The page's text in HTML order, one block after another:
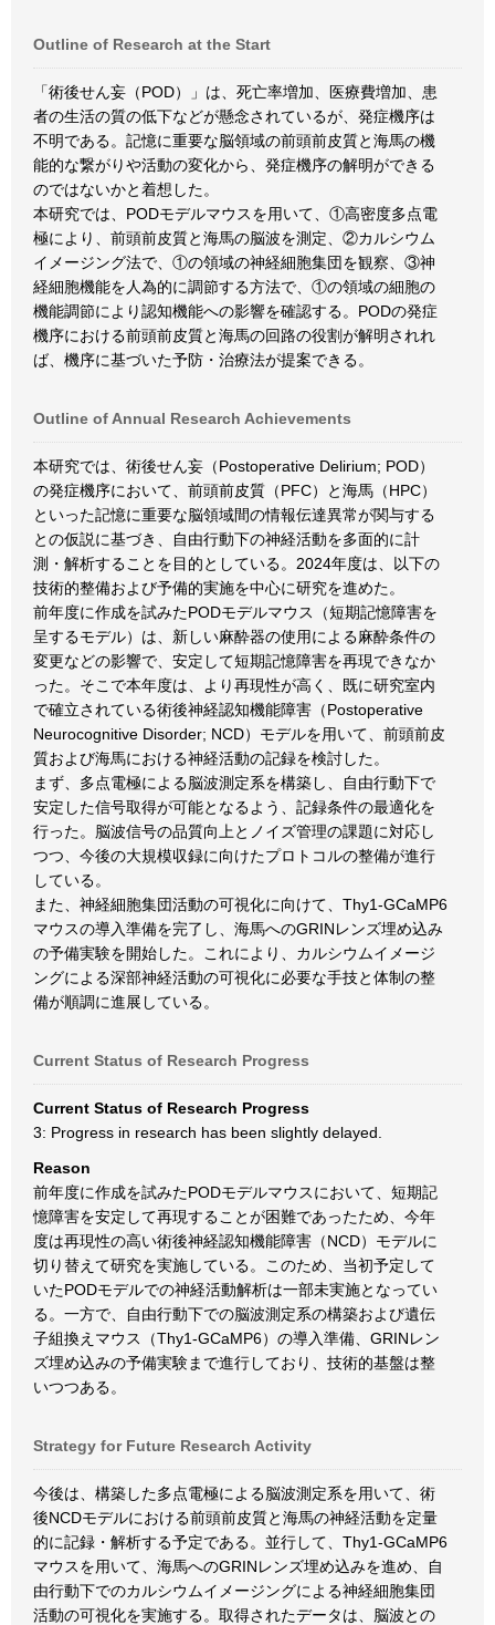
Outline of Research at the Start
「術後せん妄（POD）」は、死亡率増加、医療費増加、患
者の生活の質の低下などが懸念されているが、発症機序は
不明である。記憶に重要な脳領域の前頭前皮質と海馬の機
能的な繋がりや活動の変化から、発症機序の解明ができる
のではないかと着想した。
本研究では、PODモデルマウスを用いて、①高密度多点電
極により、前頭前皮質と海馬の脳波を測定、②カルシウム
イメージング法で、①の領域の神経細胞集団を観察、③神
経細胞機能を人為的に調節する方法で、①の領域の細胞の
機能調節により認知機能への影響を確認する。PODの発症
機序における前頭前皮質と海馬の回路の役割が解明されれ
ば、機序に基づいた予防・治療法が提案できる。
Outline of Annual Research Achievements
本研究では、術後せん妄（Postoperative Delirium; POD）
の発症機序において、前頭前皮質（PFC）と海馬（HPC）
といった記憶に重要な脳領域間の情報伝達異常が関与する
との仮説に基づき、自由行動下の神経活動を多面的に計
測・解析することを目的としている。2024年度は、以下の
技術的整備および予備的実施を中心に研究を進めた。
前年度に作成を試みたPODモデルマウス（短期記憶障害を
呈するモデル）は、新しい麻酔器の使用による麻酔条件の
変更などの影響で、安定して短期記憶障害を再現できなか
った。そこで本年度は、より再現性が高く、既に研究室内
で確立されている術後神経認知機能障害（Postoperative
Neurocognitive Disorder; NCD）モデルを用いて、前頭前皮
質および海馬における神経活動の記録を検討した。
まず、多点電極による脳波測定系を構築し、自由行動下で
安定した信号取得が可能となるよう、記録条件の最適化を
行った。脳波信号の品質向上とノイズ管理の課題に対応し
つつ、今後の大規模収録に向けたプロトコルの整備が進行
している。
また、神経細胞集団活動の可視化に向けて、Thy1-GCaMP6
マウスの導入準備を完了し、海馬へのGRINレンズ埋め込み
の予備実験を開始した。これにより、カルシウムイメージ
ングによる深部神経活動の可視化に必要な手技と体制の整
備が順調に進展している。
Current Status of Research Progress
Current Status of Research Progress
3: Progress in research has been slightly delayed.
Reason
前年度に作成を試みたPODモデルマウスにおいて、短期記
憶障害を安定して再現することが困難であったため、今年
度は再現性の高い術後神経認知機能障害（NCD）モデルに
切り替えて研究を実施している。このため、当初予定して
いたPODモデルでの神経活動解析は一部未実施となってい
る。一方で、自由行動下での脳波測定系の構築および遺伝
子組換えマウス（Thy1-GCaMP6）の導入準備、GRINレン
ズ埋め込みの予備実験まで進行しており、技術的基盤は整
いつつある。
Strategy for Future Research Activity
今後は、構築した多点電極による脳波測定系を用いて、術
後NCDモデルにおける前頭前皮質と海馬の神経活動を定量
的に記録・解析する予定である。並行して、Thy1-GCaMP6
マウスを用いて、海馬へのGRINレンズ埋め込みを進め、自
由行動下でのカルシウムイメージングによる神経細胞集団
活動の可視化を実施する。取得されたデータは、脳波との